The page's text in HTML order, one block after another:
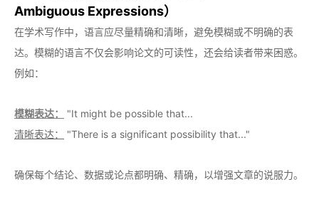
Ambiguous Expressions）
在学术写作中，语言应尽量精确和清晰，避免模糊或不明确的表
达。模糊的语言不仅会影响论文的可读性，还会给读者带来困惑。
例如：
模糊表达：
"It might be possible that...
清晰表达：
"There is a significant possibility that..."
确保每个结论、数据或论点都明确、精确，以增强文章的说服力。